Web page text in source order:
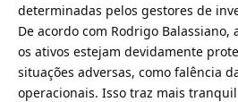
determinadas pelos gestores de
De acordo com Rodrigo
os ativos estejam devidamente
situações adversas, como falência
operacionais. Isso traz mais